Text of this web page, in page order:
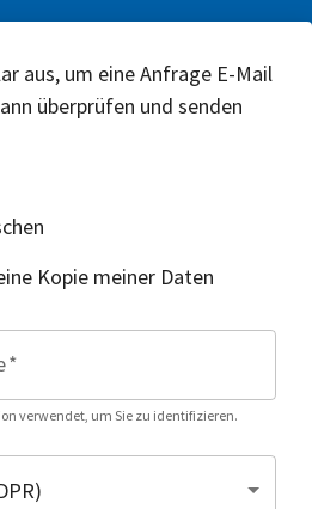
aus, um eine Anfrage E-Mail
überprüfen und senden
Kopie meiner Daten
*
verwendet, um Sie zu identifizieren.